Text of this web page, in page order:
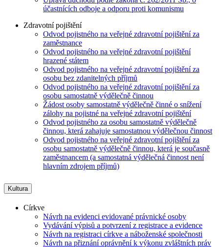
účastnících odboje a odporu proti komunismu
Zdravotní pojištění
Odvod pojistného na veřejné zdravotní pojištění za
zaměstnance
Odvod pojistného na veřejné zdravotní pojištění
hrazené státem
Odvod pojistného na veřejné zdravotní pojištění za
osobu bez zdanitelných příjmů
Odvod pojistného na veřejné zdravotní pojištění za
osobu samostatně výdělečně činnou
Žádost osoby samostatně výdělečně činné o snížení
zálohy na pojistné na veřejné zdravotní pojištění
Odvod pojistného za osobu samostatně výdělečně
činnou, která zahajuje samostatnou výdělečnou činnost
Odvod pojistného na veřejné zdravotní pojištění za
osobu samostatně výdělečně činnou, která je současně
zaměstnancem (a samostatná výdělečná činnost není
hlavním zdrojem příjmů)
Kultura
Církve
Návrh na evidenci evidované právnické osoby
Vydávání výpisů a potvrzení z registrace a evidence
Návrh na registraci církve a náboženské společnosti
Návrh na přiznání oprávnění k výkonu zvláštních práv